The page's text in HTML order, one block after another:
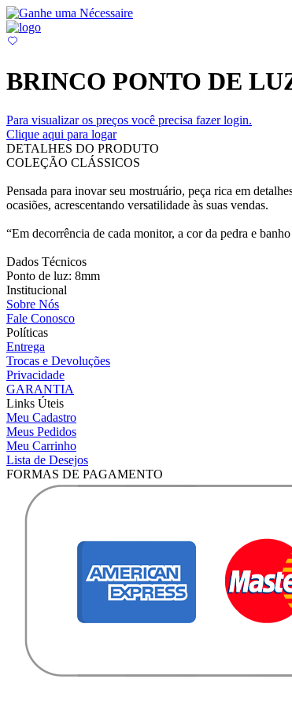
BRINCO PONTO DE
Para visualizar os preços você precisa fazer login.
Clique aqui para logar
DETALHES DO PRODUTO
COLEÇÃO CLÁSSICOS
Pensada para inovar seu mostruário, peça rica em
ocasiões, acrescentando versatilidade às suas vendas.
“Em decorrência de cada monitor, a cor da pedra e
Dados Técnicos
Ponto de luz: 8mm
Institucional
Sobre Nós
Fale Conosco
Políticas
Entrega
Trocas e Devoluções
Privacidade
GARANTIA
Links Úteis
Meu Cadastro
Meus Pedidos
Meu Carrinho
Lista de Desejos
FORMAS DE PAGAMENTO